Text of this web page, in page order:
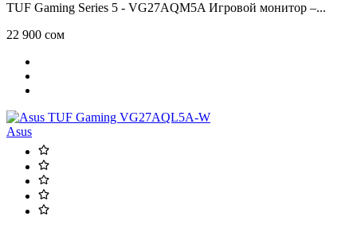
TUF Gaming Series 5 - VG27AQM5A Игровой монитор –...
22 900 сом
Asus